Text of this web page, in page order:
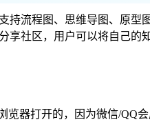
持流程图、思维导图、原型
享社区，用户可以将自己的
览器打开的，因为微信/QQ